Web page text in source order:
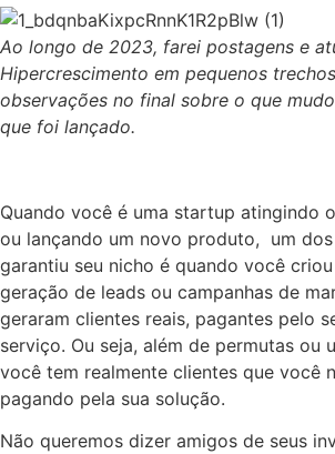
Ao longo de 2023, farei postagens e
Hipercrescimento em pequenos
observações no final sobre o que
que foi lançado.
Quando você é uma startup atingindo
ou lançando um novo produto, um
garantiu seu nicho é quando você
geração de leads ou campanhas de
geraram clientes reais, pagantes pelo
serviço. Ou seja, além de permutas ou
você tem realmente clientes que você
pagando pela sua solução.
Não queremos dizer amigos de seus